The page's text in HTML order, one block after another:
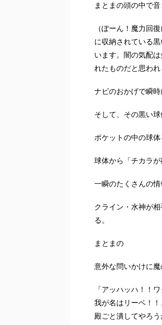
まとまの頭の中で音
（ぽーん！魔力回
に収納されている
います。闇の気配
れたものだと思われ
ナビのおかげで瞬
そして、その黒い
ポケットの中の球
球体から「チカラが
一瞬のたくさんの情
クライン・水神が
る。
まとまの
意外な問いかけに魔
「アッハッハ！！
我が名はリーベ！
殿ごと潰してやろ